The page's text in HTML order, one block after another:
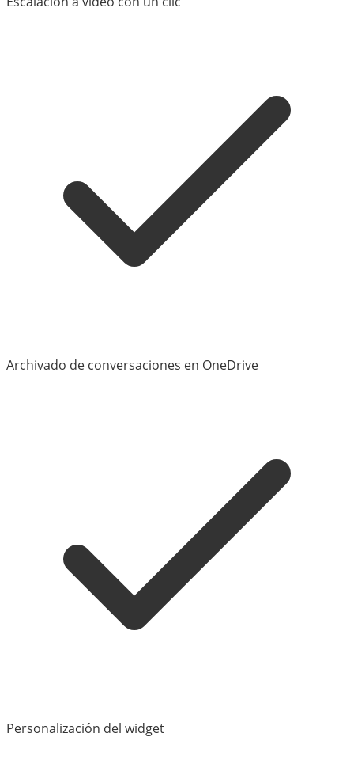
Archivado de conversaciones en OneDrive
Personalización del widget